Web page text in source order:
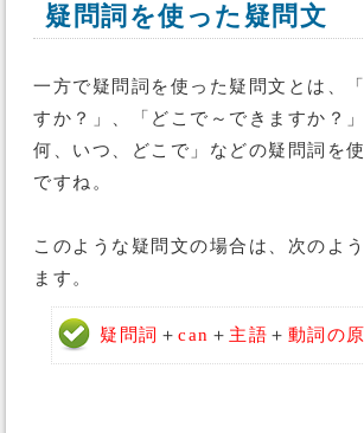
疑問詞を使った疑問文
一方で疑問詞を使った疑問文とは、
すか？」、「どこで～できますか？」
何、いつ、どこで」などの疑問詞を
ですね。
このような疑問文の場合は、次のよ
ます。
疑問詞 ＋ can ＋ 主語 ＋ 動詞の